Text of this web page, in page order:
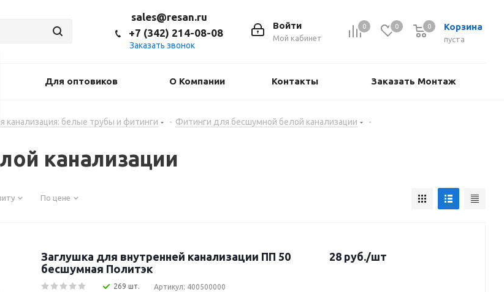
0 0 Корзина
пуста
0
Войти
Мой кабинет
sales@resan.ru
+7 (342) 214-08-08
Заказать звонок
Для оптовиков О Компании Контакты Заказать Монтаж
канализация: белые трубы и фитинги - Фитинги для бесшумной белой канализации
-
канализации
По цене
Заглушка для внутренней канализации ПП 50
бесшумная Политэк
269 шт. Артикул: 400500000
28 руб./шт